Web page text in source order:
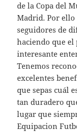
de la Copa del
Madrid. Por ello
seguidores de
haciendo que
interesante
Tenemos
excelentes
que sepas cuál
tan duradero
lugar que
Equipacion